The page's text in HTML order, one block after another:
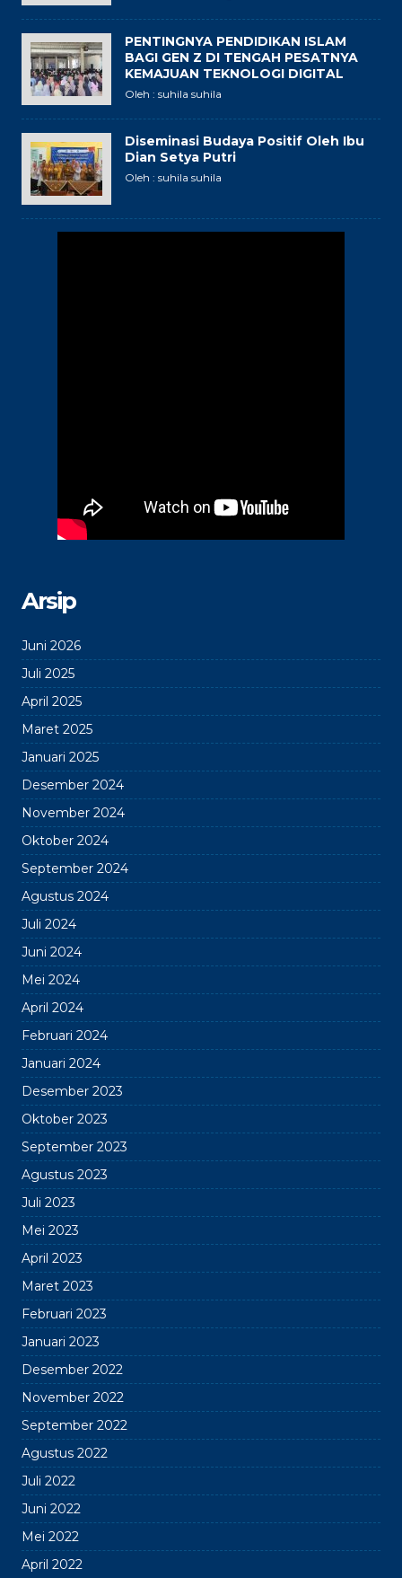
PENTINGNYA PENDIDIKAN ISLAM
BAGI GEN Z DI TENGAH PESATNYA
KEMAJUAN TEKNOLOGI DIGITAL
Oleh : suhila suhila
Diseminasi Budaya Positif Oleh Ibu
Dian Setya Putri
Oleh : suhila suhila
Arsip
Juni 2026
Juli 2025
April 2025
Maret 2025
Januari 2025
Desember 2024
November 2024
Oktober 2024
September 2024
Agustus 2024
Juli 2024
Juni 2024
Mei 2024
April 2024
Februari 2024
Januari 2024
Desember 2023
Oktober 2023
September 2023
Agustus 2023
Juli 2023
Mei 2023
April 2023
Maret 2023
Februari 2023
Januari 2023
Desember 2022
November 2022
September 2022
Agustus 2022
Juli 2022
Juni 2022
Mei 2022
April 2022